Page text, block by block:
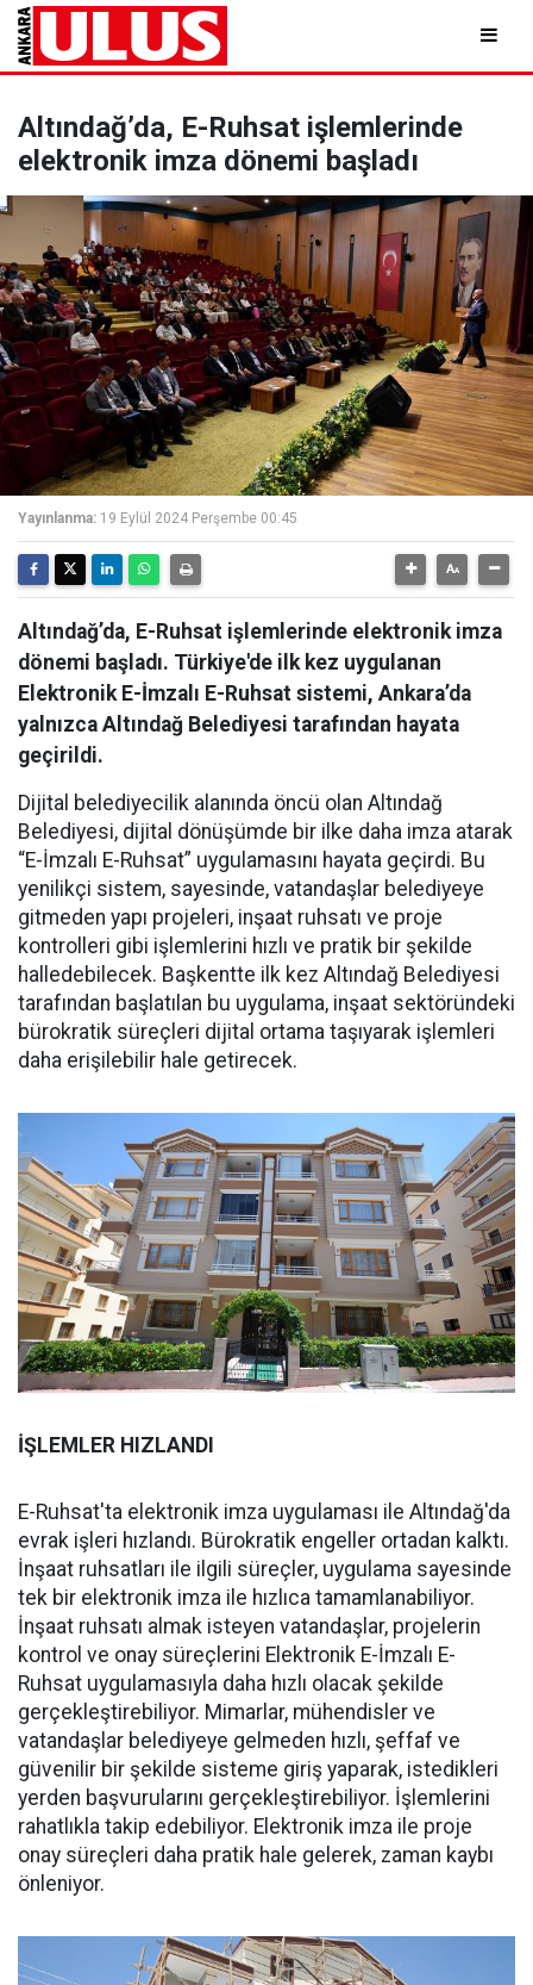
Altındağ’da, E-Ruhsat işlemlerinde
elektronik imza dönemi başladı
Yayınlanma: 19 Eylül 2024 Perşembe 00:45
Altındağ’da, E-Ruhsat işlemlerinde elektronik imza
dönemi başladı. Türkiye'de ilk kez uygulanan
Elektronik E-İmzalı E-Ruhsat sistemi, Ankara’da
yalnızca Altındağ Belediyesi tarafından hayata
geçirildi.
Dijital belediyecilik alanında öncü olan Altındağ
Belediyesi, dijital dönüşümde bir ilke daha imza atarak
“E-İmzalı E-Ruhsat” uygulamasını hayata geçirdi. Bu
yenilikçi sistem, sayesinde, vatandaşlar belediyeye
gitmeden yapı projeleri, inşaat ruhsatı ve proje
kontrolleri gibi işlemlerini hızlı ve pratik bir şekilde
halledebilecek. Başkentte ilk kez Altındağ Belediyesi
tarafından başlatılan bu uygulama, inşaat sektöründeki
bürokratik süreçleri dijital ortama taşıyarak işlemleri
daha erişilebilir hale getirecek.
İŞLEMLER HIZLANDI
E-Ruhsat'ta elektronik imza uygulaması ile Altındağ'da
evrak işleri hızlandı. Bürokratik engeller ortadan kalktı.
İnşaat ruhsatları ile ilgili süreçler, uygulama sayesinde
tek bir elektronik imza ile hızlıca tamamlanabiliyor.
İnşaat ruhsatı almak isteyen vatandaşlar, projelerin
kontrol ve onay süreçlerini Elektronik E-İmzalı E-
Ruhsat uygulamasıyla daha hızlı olacak şekilde
gerçekleştirebiliyor. Mimarlar, mühendisler ve
vatandaşlar belediyeye gelmeden hızlı, şeffaf ve
güvenilir bir şekilde sisteme giriş yaparak, istedikleri
yerden başvurularını gerçekleştirebiliyor. İşlemlerini
rahatlıkla takip edebiliyor. Elektronik imza ile proje
onay süreçleri daha pratik hale gelerek, zaman kaybı
önleniyor.